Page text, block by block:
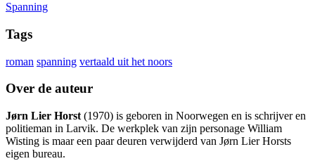
Spanning
Tags
roman spanning vertaald uit het noors
Over de auteur
Jørn Lier Horst (1970) is geboren in Noorwegen en is schrijver en
politieman in Larvik. De werkplek van zijn personage William
Wisting is maar een paar deuren verwijderd van Jørn Lier Horsts
eigen bureau.